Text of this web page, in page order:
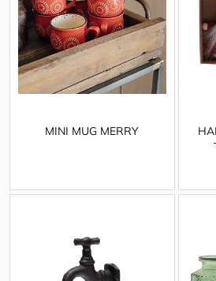
MINI MUG MERRY